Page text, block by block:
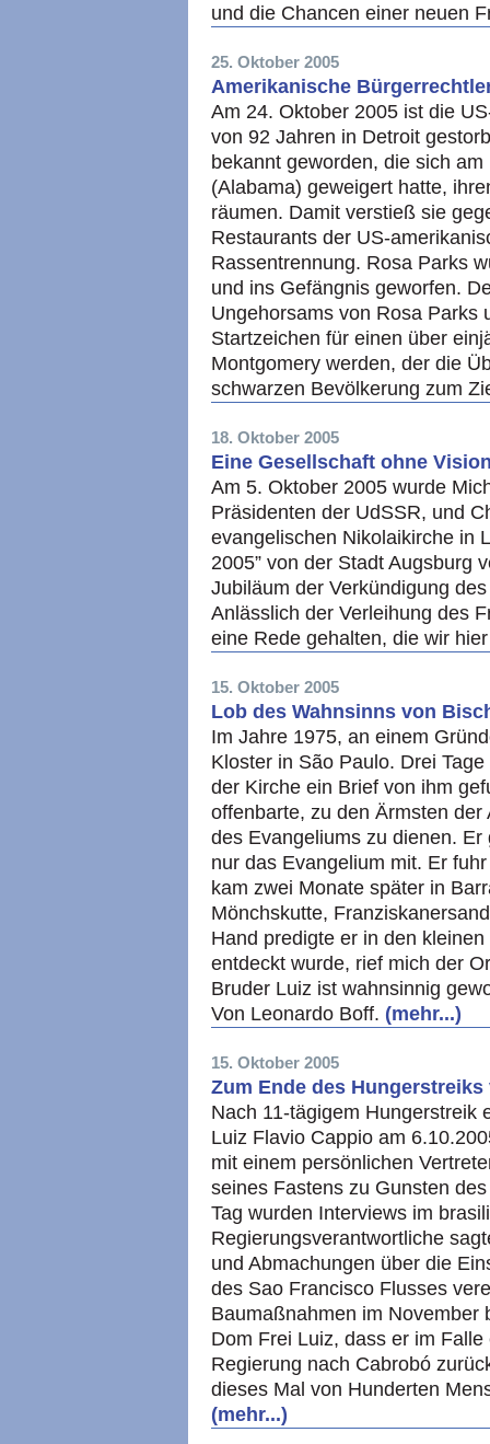
und die Chancen einer neuen
25. Oktober 2005
Amerikanische
Am 24. Oktober 2005 ist die
von 92 Jahren in Detroit
bekannt geworden, die sich
(Alabama) geweigert hatte,
räumen. Damit verstieß sie
Restaurants der US-
Rassentrennung. Rosa Parks
und ins Gefängnis geworfen.
Ungehorsams von Rosa Parks
Startzeichen für einen über
Montgomery werden, der die
schwarzen Bevölkerung zum
18. Oktober 2005
Eine Gesellschaft ohne
Am 5. Oktober 2005 wurde
Präsidenten der UdSSR, und
evangelischen Nikolaikirche in
2005” von der Stadt Augsburg
Jubiläum der Verkündigung
Anlässlich der Verleihung des
eine Rede gehalten, die wir
15. Oktober 2005
Lob des Wahnsinns von
Im Jahre 1975, an einem
Kloster in São Paulo. Drei
der Kirche ein Brief von ihm
offenbarte, zu den Ärmsten
des Evangeliums zu dienen.
nur das Evangelium mit. Er
kam zwei Monate später in
Mönchskutte,
Hand predigte er in den
entdeckt wurde, rief mich der
Bruder Luiz ist wahnsinnig
Von Leonardo Boff. (mehr...)
15. Oktober 2005
Zum Ende des
Nach 11-tägigem Hungerstreik
Luiz Flavio Cappio am
mit einem persönlichen
seines Fastens zu Gunsten
Tag wurden Interviews im
Regierungsverantwortliche
und Abmachungen über die
des Sao Francisco Flusses
Baumaßnahmen im November
Dom Frei Luiz, dass er im
Regierung nach Cabrobó
dieses Mal von Hunderten
(mehr...)